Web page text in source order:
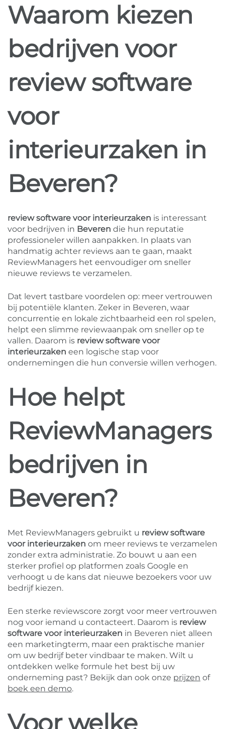
Waarom kiezen
bedrijven voor
review software
voor
interieurzaken in
Beveren?
review software voor interieurzaken is interessant
voor bedrijven in Beveren die hun reputatie
professioneler willen aanpakken. In plaats van
handmatig achter reviews aan te gaan, maakt
ReviewManagers het eenvoudiger om sneller
nieuwe reviews te verzamelen.
Dat levert tastbare voordelen op: meer vertrouwen
bij potentiële klanten. Zeker in Beveren, waar
concurrentie en lokale zichtbaarheid een rol spelen,
helpt een slimme reviewaanpak om sneller op te
vallen. Daarom is review software voor
interieurzaken een logische stap voor
ondernemingen die hun conversie willen verhogen.
Hoe helpt
ReviewManagers
bedrijven in
Beveren?
Met ReviewManagers gebruikt u review software
voor interieurzaken om meer reviews te verzamelen
zonder extra administratie. Zo bouwt u aan een
sterker profiel op platformen zoals Google en
verhoogt u de kans dat nieuwe bezoekers voor uw
bedrijf kiezen.
Een sterke reviewscore zorgt voor meer vertrouwen
nog voor iemand u contacteert. Daarom is review
software voor interieurzaken in Beveren niet alleen
een marketingterm, maar een praktische manier
om uw bedrijf beter vindbaar te maken. Wilt u
ontdekken welke formule het best bij uw
onderneming past? Bekijk dan ook onze prijzen of
boek een demo.
Voor welke